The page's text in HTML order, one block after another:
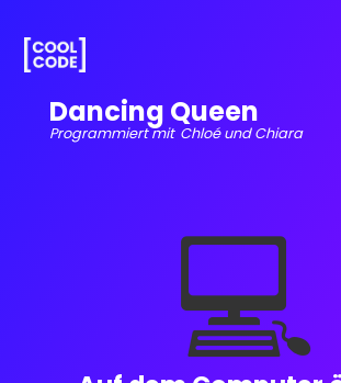
Dancing Queen
Programmiert mit Chloé und Chiara
💻